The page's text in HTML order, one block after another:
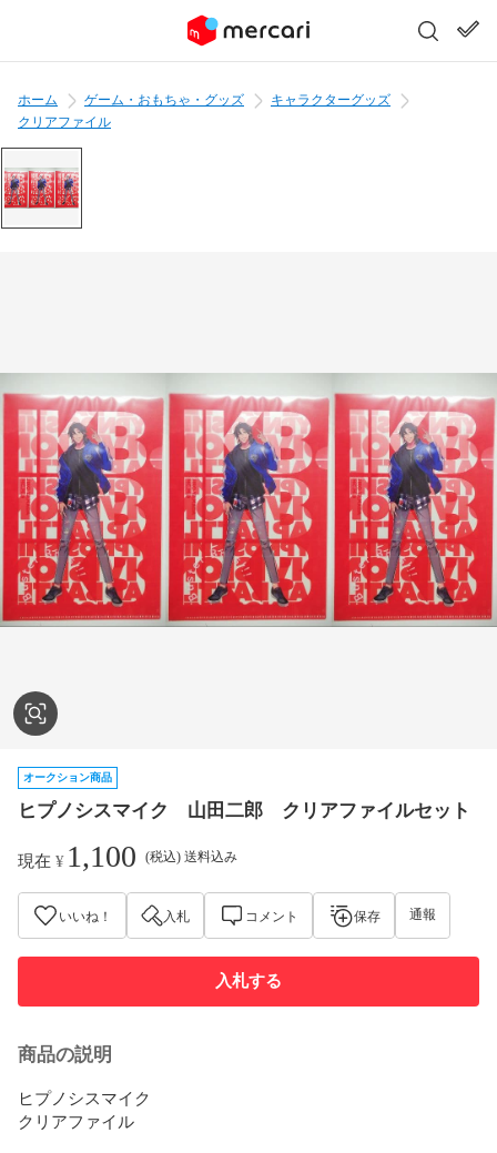
ホーム ゲーム・おもちゃ・グッズ
キャラクターグッズ
クリアファイル
オークション商品
ヒプノシスマイク 山田二郎 クリアファイルセット
現在 ¥ 1,100 (税込) 送料込み
いいね！ 入札 コメント 保存 通報
入札する
商品の説明
ヒプノシスマイク
クリアファイル